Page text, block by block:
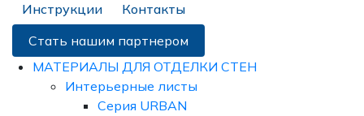
Инструкции
Контакты
Стать нашим партнером
МАТЕРИАЛЫ ДЛЯ ОТДЕЛКИ СТЕН
Интерьерные листы
Серия URBAN